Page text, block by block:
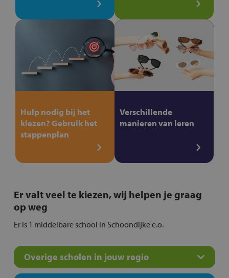
Hulp nodig bij het
kiezen? Gebruik het
stappenplan
Verschillende
manieren van leren
Er valt veel te kiezen, wij helpen je graag
op weg
Er is 1 middelbare school in Schoondijke e.o.
Overige scholen in jouw regio